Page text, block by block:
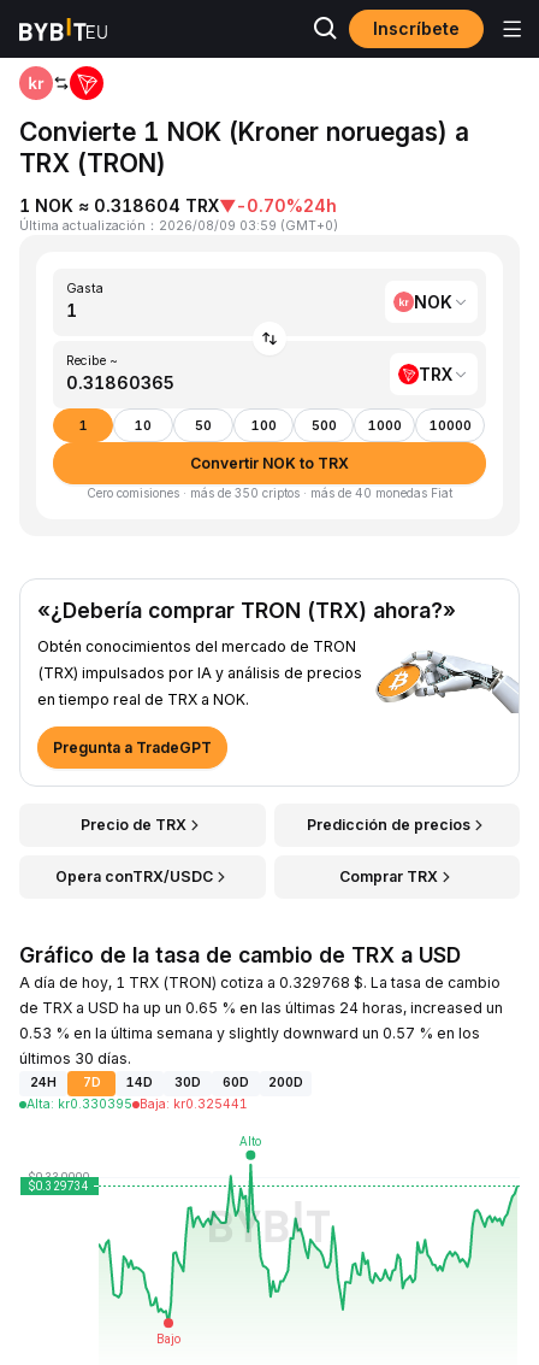
Inscríbete
Inicio NOK to TRX
Convierte 1 NOK (Kroner noruegas) a
TRX (TRON)
1 NOK ≈ 0.318604 TRX▼-0.70%24h
Última actualización ： 2026/08/09 03:59 (GMT+0)
Gasta
NOK
Recibe ~
TRX
1 10 50 100 500 1000 10000
Convertir NOK to TRX
Cero comisiones · más de 350 criptos · más de 40 monedas Fiat
«¿Debería comprar TRON (TRX) ahora?»
Obtén conocimientos del mercado de TRON
(TRX) impulsados por IA y análisis de precios
en tiempo real de TRX a NOK.
Pregunta a TradeGPT
Precio de TRX Predicción de precios
Opera conTRX/USDC Comprar TRX
Gráfico de la tasa de cambio de TRX a USD
A día de hoy, 1 TRX (TRON) cotiza a 0.329768 $. La tasa de cambio
de TRX a USD ha up un 0.65 % en las últimas 24 horas, increased un
0.53 % en la última semana y slightly downward un 0.57 % en los
últimos 30 días.
24H 7D 14D 30D 60D
200D
Alta: kr0.330395 Baja: kr0.325441
Última actualización: 2026-08-09, 03:59 GMT+0